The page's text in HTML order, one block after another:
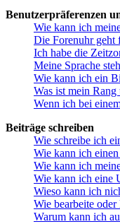
Benutzerpräferenzen
Wie kann ich
Die Forenuhr geht
Ich habe die
Meine Sprache
Wie kann ich ein
Was ist mein
Wenn ich bei
Beiträge schreiben
Wie schreibe ich
Wie kann ich
Wie kann ich
Wie kann ich eine
Wieso kann ich
Wie bearbeite
Warum kann ich